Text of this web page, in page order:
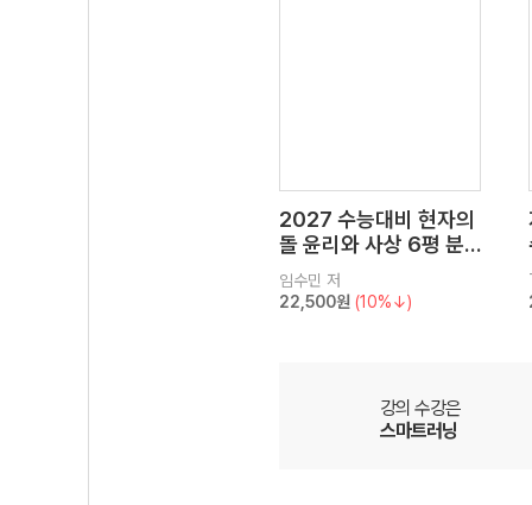
2027 수능대비 현자의
돌 윤리와 사상 6평 분
석서&EBS 수능완성 연
계 N제
임수민 저
22,500원 (10%↓)
강의 수강은
스마트러닝